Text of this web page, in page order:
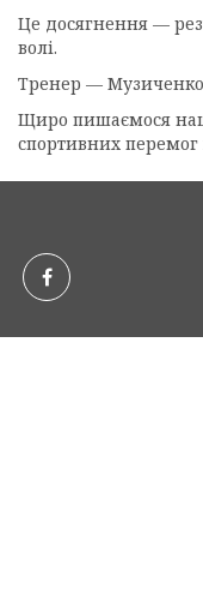
Це досягнення —
волі.
Тренер —
Щиро пишаємося
спортивних перемог